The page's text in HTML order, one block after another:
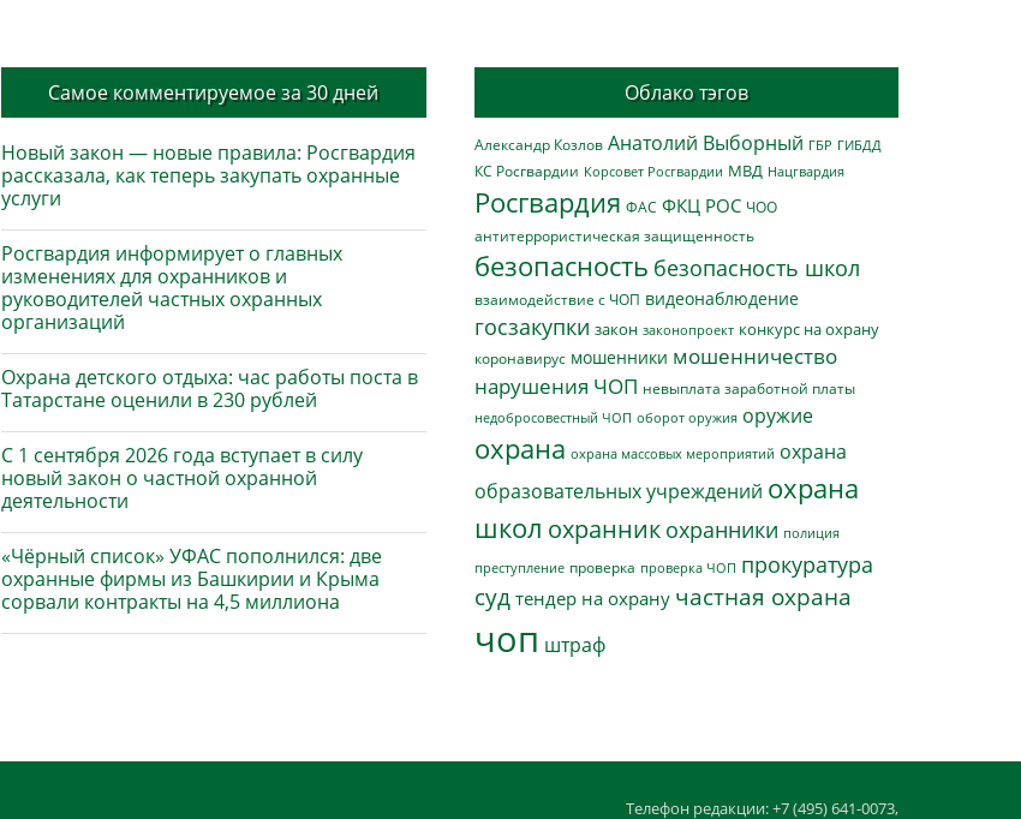
Самое комментируемое за 30 дней
Новый закон — новые правила: Росгвардия
рассказала, как теперь закупать охранные
услуги
Росгвардия информирует о главных
изменениях для охранников и
руководителей частных охранных
организаций
Охрана детского отдыха: час работы поста в
Татарстане оценили в 230 рублей
С 1 сентября 2026 года вступает в силу
новый закон о частной охранной
деятельности
«Чёрный список» УФАС пополнился: две
охранные фирмы из Башкирии и Крыма
сорвали контракты на 4,5 миллиона
Облако тэгов
Александр Козлов Анатолий Выборный ГБР ГИБДД
КС Росгвардии Корсовет Росгвардии МВД Нацгвардия
Росгвардия ФАС ФКЦ РОС ЧОО
антитеррористическая защищенность
безопасность безопасность школ
взаимодействие с ЧОП видеонаблюдение
госзакупки закон законопроект конкурс на охрану
коронавирус мошенники мошенничество
нарушения ЧОП невыплата заработной платы
недобросовестный ЧОП оборот оружия оружие
охрана охрана массовых мероприятий охрана
образовательных учреждений охрана
школ охранник охранники полиция
преступление проверка проверка ЧОП прокуратура
суд тендер на охрану частная охрана
чоп штраф
Телефон редакции: +7 (495) 641-0073,